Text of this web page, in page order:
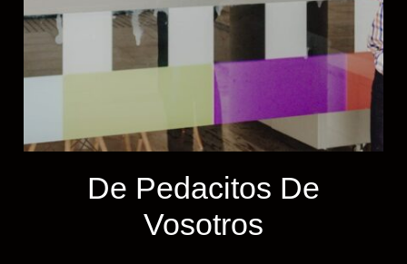
De Pedacitos De
Vosotros